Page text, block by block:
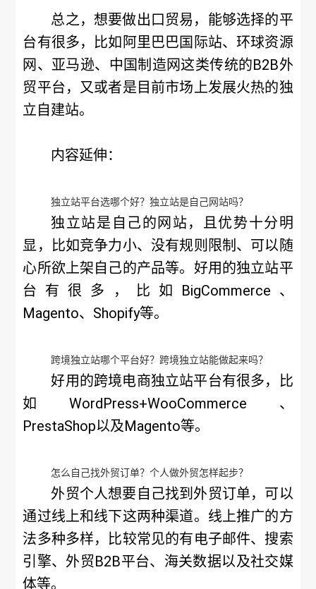
总之，想要做出口贸易，能够选择的平
台有很多，比如阿里巴巴国际站、环球资源
网、亚马逊、中国制造网这类传统的B2B外
贸平台，又或者是目前市场上发展火热的独
立自建站。
内容延伸：
独立站平台选哪个好？独立站是自己网站吗？
独立站是自己的网站，且优势十分明
显，比如竞争力小、没有规则限制、可以随
心所欲上架自己的产品等。好用的独立站平
台有很多，比如BigCommerce、
Magento、Shopify等。
跨境独立站哪个平台好？跨境独立站能做起来吗？
好用的跨境电商独立站平台有很多，比
如WordPress+WooCommerce、
PrestaShop以及Magento等。
怎么自己找外贸订单？个人做外贸怎样起步？
外贸个人想要自己找到外贸订单，可以
通过线上和线下这两种渠道。线上推广的方
法多种多样，比较常见的有电子邮件、搜索
引擎、外贸B2B平台、海关数据以及社交媒
体等。